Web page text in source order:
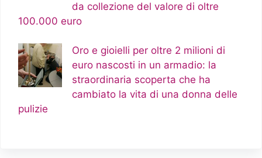
da collezione del valore di oltre
100.000 euro
Oro e gioielli per oltre 2 milioni di
euro nascosti in un armadio: la
straordinaria scoperta che ha
cambiato la vita di una donna delle
pulizie